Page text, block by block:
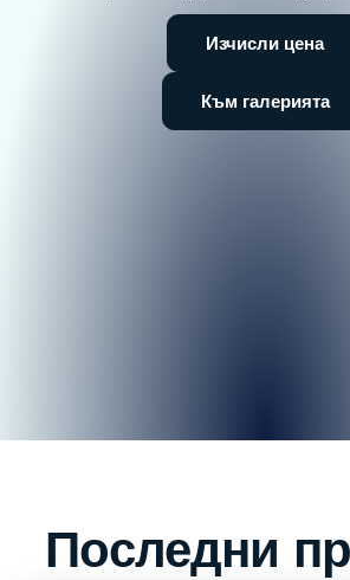
Изчисли цена
Към галерията
Последни